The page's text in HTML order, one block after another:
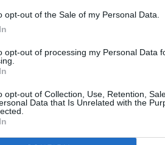
opt-out of the Sale of my Personal Data.
opt-out of processing my Personal Data
opt-out of Collection, Use, Retention,
Data that Is Unrelated with the
pe 2013 este de 900
sunt din veniturile proprii
de lei sunt bani de la
dar nu rezolvă problema, de-
Să nu fiţi în locul meu,
tribunale, să îi aloci pentru